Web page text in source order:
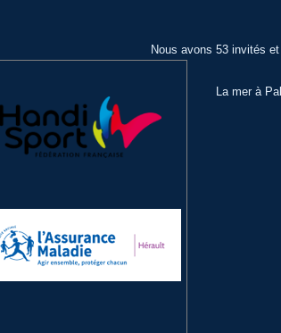
Nous avons 53 invités
La mer à